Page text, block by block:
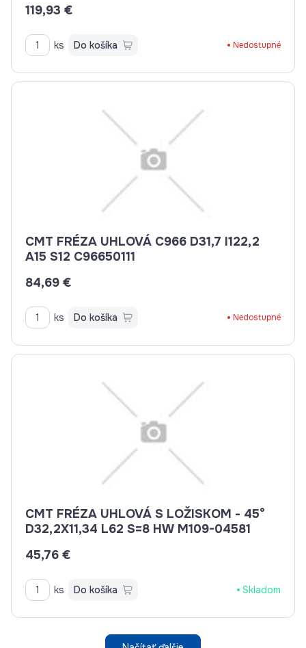
119,93 €
ks Do košíka Nedostupné
CMT FRÉZA UHLOVÁ C966 D31,7 I122,2
A15 S12 C96650111
84,69 €
ks Do košíka Nedostupné
CMT FRÉZA UHLOVÁ S LOŽISKOM - 45°
D32,2X11,34 L62 S=8 HW M109-04581
45,76 €
ks Do košíka Skladom